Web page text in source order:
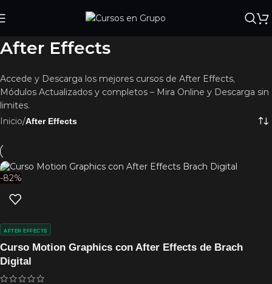
After Effects
Accede y Descarga los mejores cursos de After Effects,
Módulos Actualizados y completos – Mira Online y Descarga sin
limites.
Inicio/After Effects
-82%
Curso Motion Graphics con After Effects de Brach
Digital
AFTER EFFECTS